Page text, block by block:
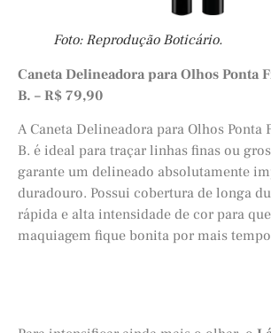
Foto: Reprodução Boticário.
Caneta Delineadora para Olhos Ponta
B. – R$ 79,90
A Caneta Delineadora para Olhos Ponta
B. é ideal para traçar linhas finas ou
garante um delineado absolutamente
duradouro. Possui cobertura de longa
rápida e alta intensidade de cor para
maquiagem fique bonita por mais